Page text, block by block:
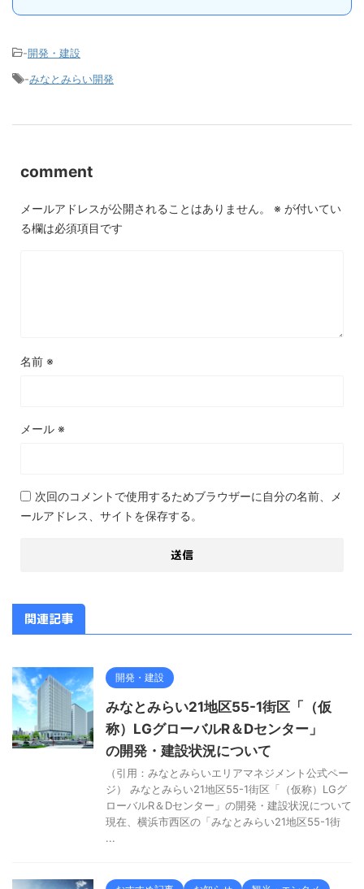
-開発・建設
-みなとみらい開発
comment
メールアドレスが公開されることはありません。 ※ が付いてい
る欄は必須項目です
名前 ※
メール ※
次回のコメントで使用するためブラウザーに自分の名前、メ
ールアドレス、サイトを保存する。
関連記事
開発・建設
みなとみらい21地区55-1街区「（仮
称）LGグローバルR＆Dセンター」
の開発・建設状況について
（引用：みなとみらいエリアマネジメント公式ペー
ジ） みなとみらい21地区55-1街区「（仮称）LGグ
ローバルR＆Dセンター」の開発・建設状況について
現在、横浜市西区の「みなとみらい21地区55-1街
...